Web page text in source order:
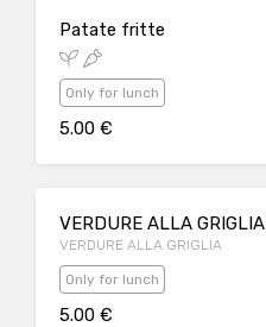
Patate fritte
Only for lunch
5.00 €
VERDURE ALLA GRIGLIA
VERDURE ALLA GRIGLIA
Only for lunch
5.00 €